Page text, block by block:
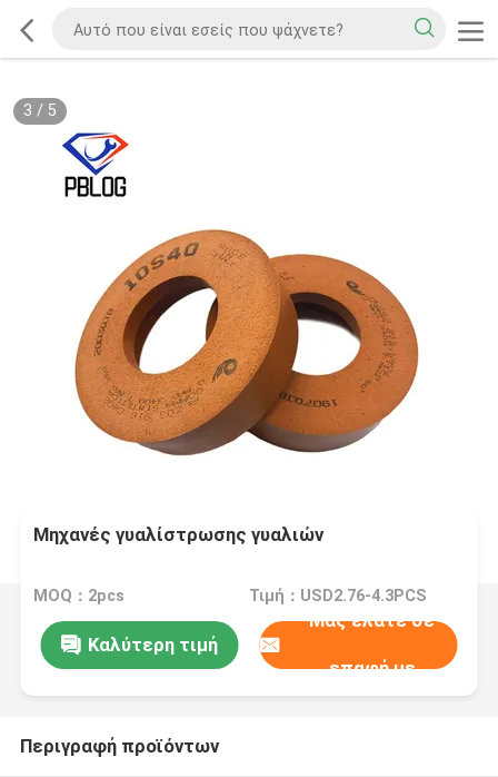
3 / 5
Μηχανές γυαλίστρωσης γυαλιών
MOQ：2pcs Τιμή：USD2.76-4.3PCS
Καλύτερη τιμή
Μας ελάτε σε
επαφή με
Περιγραφή προϊόντων